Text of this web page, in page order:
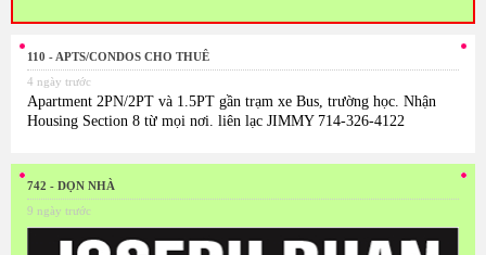
110 - APTS/CONDOS CHO THUÊ
4 ngày trước
Apartment 2PN/2PT và 1.5PT gần trạm xe Bus, trường học. Nhận
Housing Section 8 từ mọi nơi. liên lạc JIMMY 714-326-4122
742 - DỌN NHÀ
9 ngày trước